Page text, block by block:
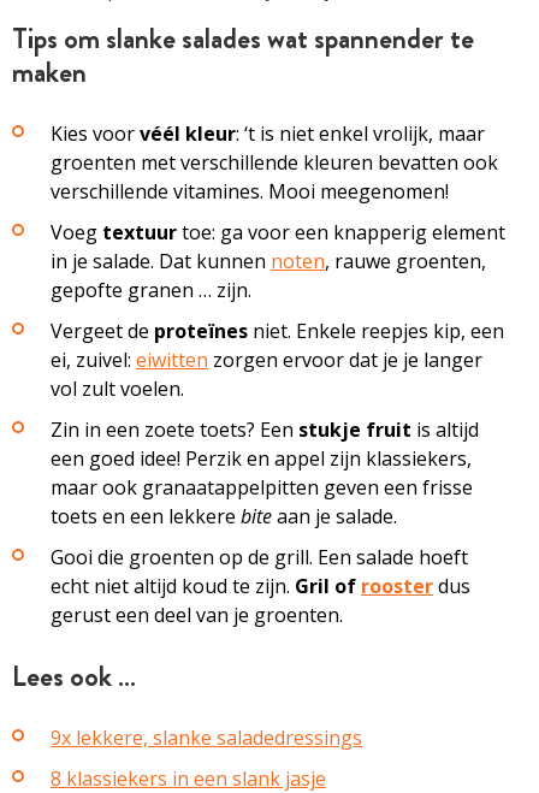
Tips om slanke salades wat spannender te
maken
Kies voorvéél kleur: ‘t is niet enkel vrolijk, maar
groenten met verschillende kleuren bevatten ook
verschillende vitamines. Mooi meegenomen!
Voeg textuurtoe: ga voor een knapperig element
in je salade. Dat kunnen noten, rauwe groenten,
gepofte granen … zijn.
Vergeet de proteïnes niet. Enkele reepjes kip, een
ei, zuivel: eiwitten zorgen ervoor dat je je langer
vol zult voelen.
Zin in een zoete toets? Een stukje fruit is altijd
een goed idee! Perzik en appel zijn klassiekers,
maar ook granaatappelpitten geven een frisse
toets en een lekkere biteaan je salade.
Gooi die groenten op de grill. Een salade hoeft
echt niet altijd koud te zijn. Gril of roosterdus
gerust een deel van je groenten.
Lees ook …
9x lekkere, slanke saladedressings
8 klassiekers in een slank jasje